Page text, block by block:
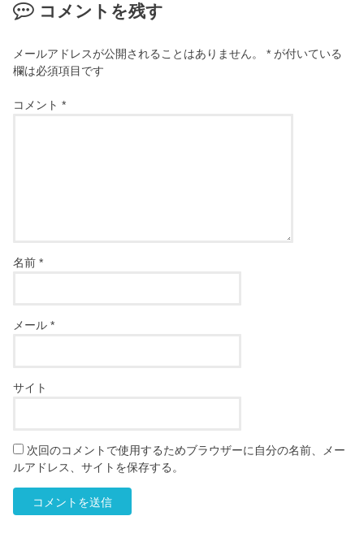
コメントを残す
メールアドレスが公開されることはありません。 * が付いている
欄は必須項目です
コメント*
名前*
メール*
サイト
次回のコメントで使用するためブラウザーに自分の名前、メー
ルアドレス、サイトを保存する。